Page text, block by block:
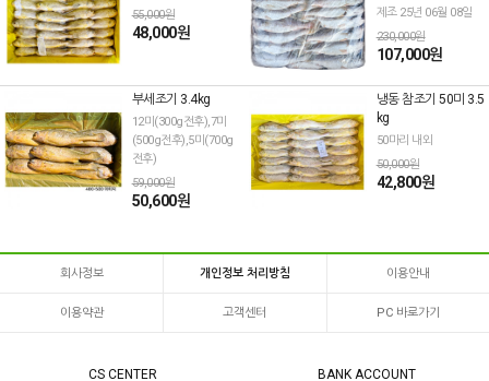
55,000원
48,000원
제조 25년 06월 08일
230,000원
107,000원
부세조기 3.4kg
12미(300g전후),7미
(500g전후),5미(700g
전후)
59,000원
50,600원
냉동 참조기 50미 3.5
kg
50마리 내외
50,000원
42,800원
회사정보 개인정보 처리방침 이용안내
이용약관 고객센터 PC 바로가기
CS CENTER BANK ACCOUNT